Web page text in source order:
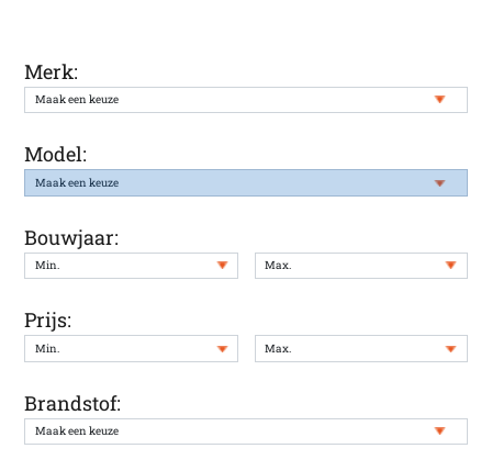
Merk:
Model:
Bouwjaar:
Prijs:
Brandstof: